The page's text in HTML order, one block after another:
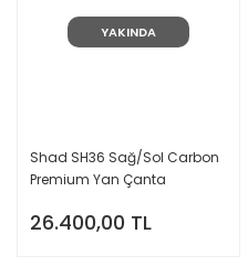
YAKINDA
Shad SH36 Sağ/Sol Carbon
Premium Yan Çanta
26.400,00 TL